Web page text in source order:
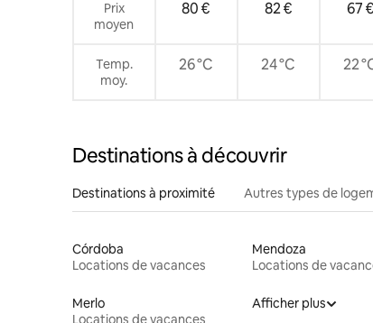
Prix
moyen
80 € 82 € 67 €
Temp.
moy.
26 °C 24 °C 22
Destinations à découvrir
Destinations à proximité Autres types de
Córdoba
Locations de vacances
Mendoza
Locations de
Merlo
Locations de vacances
Afficher plus